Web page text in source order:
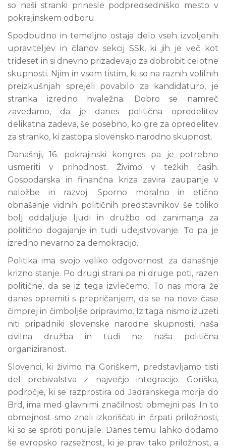
so naši stranki prinesle podpredsedniško mesto v
pokrajinskem odboru.
Spodbudno in temeljno ostaja delo vseh izvoljenih
upraviteljev in članov sekcij SSk, ki jih je več kot
trideset in si dnevno prizadevajo za dobrobit celotne
skupnosti. Njim in vsem tistim, ki so na raznih volilnih
preizkušnjah sprejeli povabilo za kandidaturo, je
stranka izredno hvaležna. Dobro se namreč
zavedamo, da je danes politična opredelitev
delikatna zadeva, še posebno, ko gre za opredelitev
za stranko, ki zastopa slovensko narodno skupnost.
Današnji, 16. pokrajinski kongres pa je potrebno
usmeriti v prihodnost. Živimo v težkih časih.
Gospodarska in finančna kriza zavira zaupanje v
naložbe in razvoj. Sporno moralno in etično
obnašanje vidnih političnih predstavnikov še toliko
bolj oddaljuje ljudi in družbo od zanimanja za
politično dogajanje in tudi udejstvovanje. To pa je
izredno nevarno za demokracijo.
Politika ima svojo veliko odgovornost za današnje
krizno stanje. Po drugi strani pa ni druge poti, razen
politične, da se iz tega izvlečemo. To nas mora že
danes opremiti s prepričanjem, da se na nove čase
čimprej in čimboljše pripravimo. Iz taga nismo izuzeti
niti pripadniki slovenske narodne skupnosti, naša
civilna družba in tudi ne naša politična
organiziranost.
Slovenci, ki živimo na Goriškem, predstavljamo tisti
del prebivalstva z največjo integracijo. Goriška,
področje, ki se razprostira od Jadranskega morja do
Brd, ima med glavnimi značilnosti obmejni pas. In to
obmejnost smo znali izkoriščati in črpati priložnosti,
ki so se sproti ponujale. Danes temu lahko dodamo
še evropsko razsežnost, ki je prav tako priložnost, a